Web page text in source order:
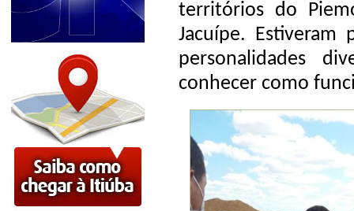
territórios do
Jacuípe. Estiveram
personalidades
conhecer como